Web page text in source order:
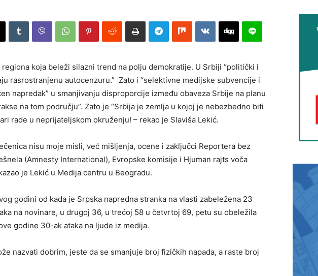
koja beleži silazni trend na polju demokratije. U Srbiji “politički i
rasrostranjenu autocenzuru.” Zato i “selektivne medijske subvencije i
napredak” u smanjivanju disproporcije između obaveza Srbije na planu
na tom području”. Zato je “Srbija je zemlja u kojoj je nebezbedno biti
rade u neprijateljskom okruženju! – rekao je Slaviša Lekić.
nisu moje misli, već mišljenja, ocene i zaključci Reportera bez
(Amnesty International), Evropske komisije i Hjuman rajts voča
je Lekić u Medija centru u Beogradu.
godini od kada je Srpska napredna stranka na vlasti zabeležena 23
na novinare, u drugoj 36, u trećoj 58 u četvrtoj 69, petu su obeležila
godine 30-ak ataka na ljude iz medija.
nazvati dobrim, jeste da se smanjuje broj fizičkih napada, a raste broj